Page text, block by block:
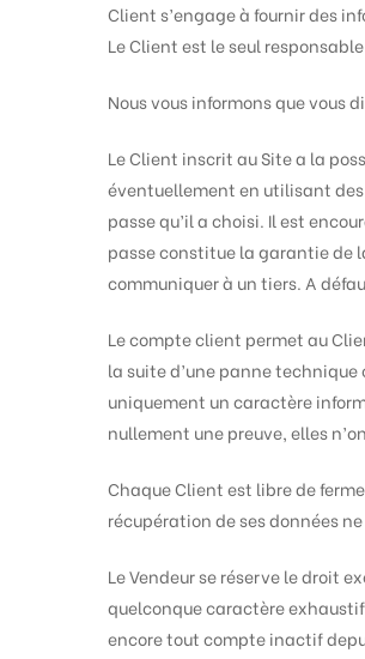
Client s’engage à fournir des
Le Client est le seul
Nous vous informons que vous
Le Client inscrit au Site a la
éventuellement en utilisant
passe qu’il a choisi. Il est
passe constitue la garantie de
communiquer à un tiers. A
Le compte client permet au
la suite d’une panne
uniquement un caractère
nullement une preuve, elles
Chaque Client est libre de
récupération de ses données
Le Vendeur se réserve le droit
quelconque caractère
encore tout compte inactif